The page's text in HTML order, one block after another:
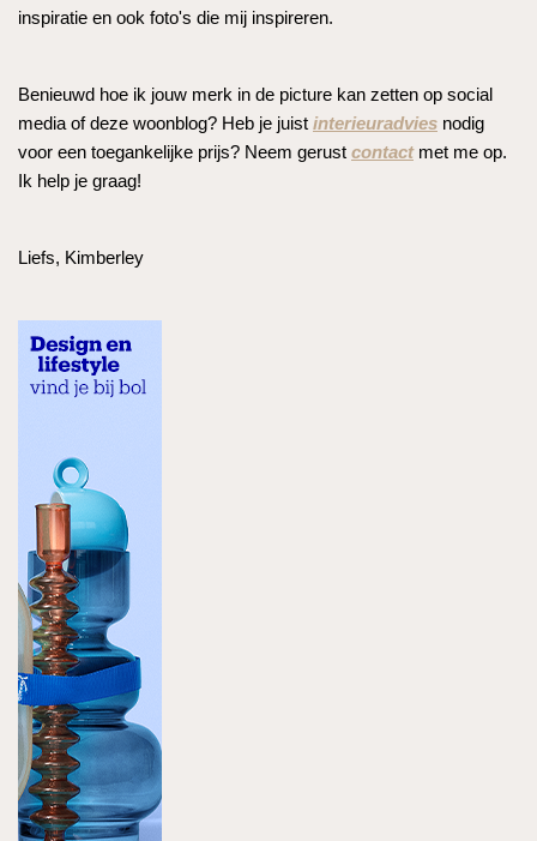
inspiratie en ook foto's die mij inspireren.
Benieuwd hoe ik jouw merk in de picture kan zetten op social
media of deze woonblog? Heb je juist interieuradvies nodig
voor een toegankelijke prijs? Neem gerust contactmet me op.
Ik help je graag!
Liefs, Kimberley